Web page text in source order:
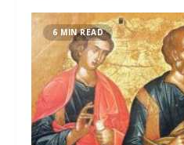
6 MIN READ